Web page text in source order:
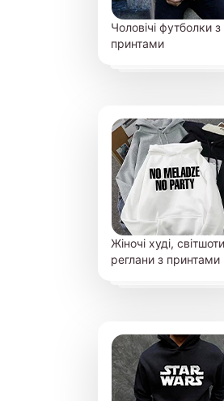
Чоловічі футболки з
принтами
Жіночі худі,
реглани з принтами